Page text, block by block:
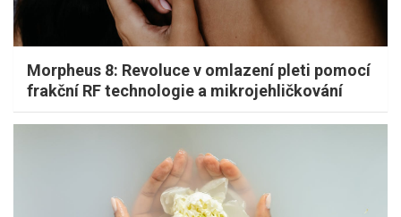
Morpheus 8: Revoluce v omlazení pleti pomocí
frakční RF technologie a mikrojehličkování